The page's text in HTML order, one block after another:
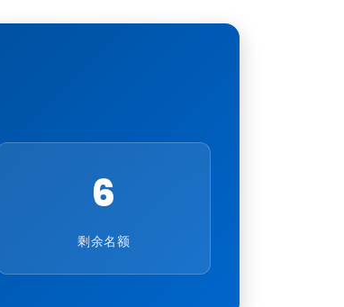
6
剩余名额